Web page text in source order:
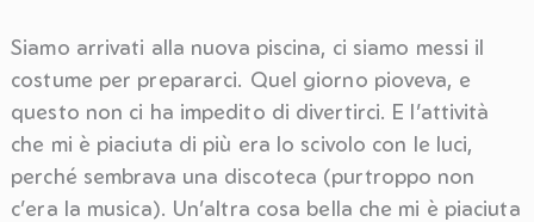
Siamo arrivati alla nuova piscina, ci siamo messi il
costume per prepararci. Quel giorno pioveva, e
questo non ci ha impedito di divertirci. E l’attività
che mi è piaciuta di più era lo scivolo con le luci,
perché sembrava una discoteca (purtroppo non
c’era la musica). Un’altra cosa bella che mi è piaciuta